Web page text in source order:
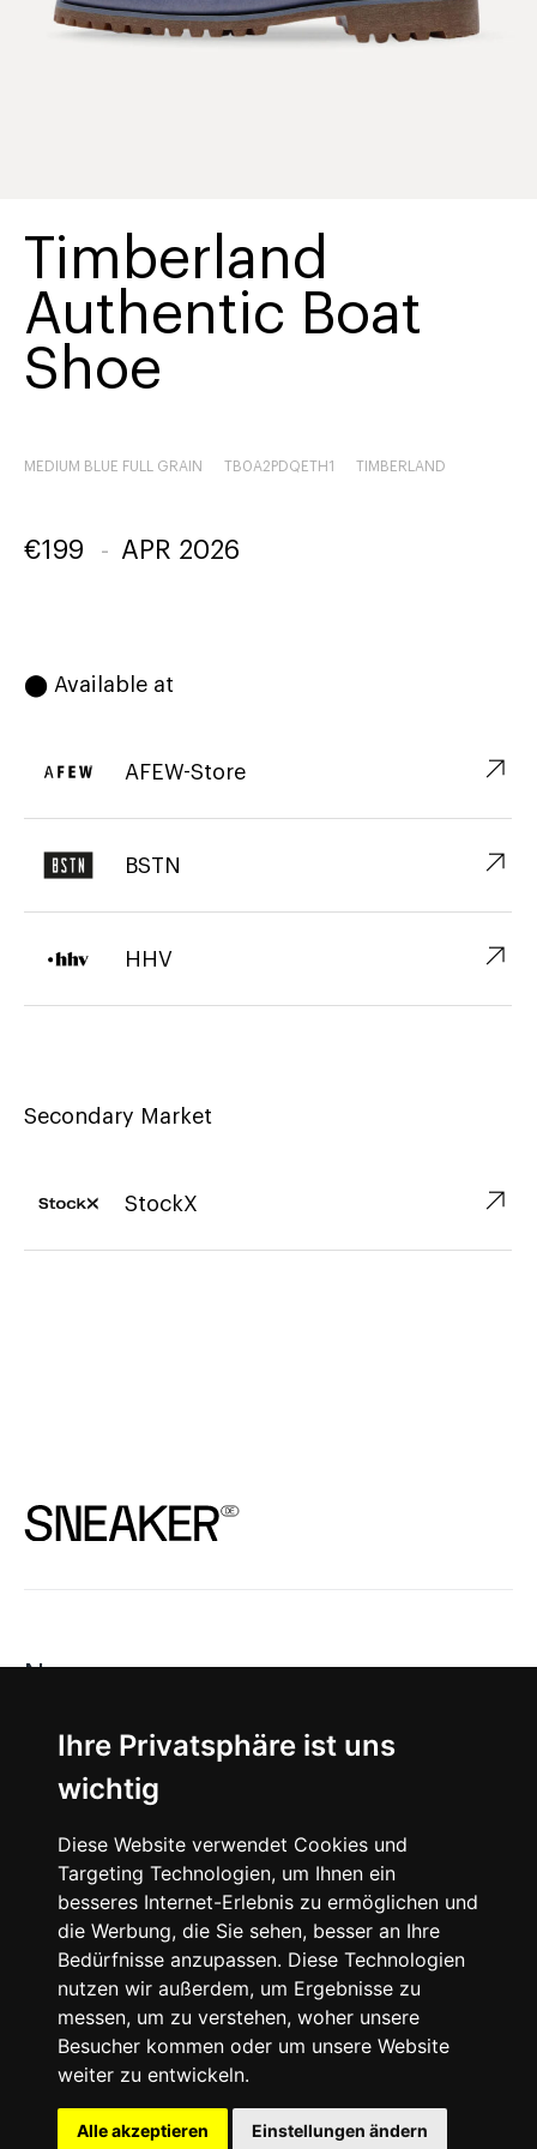
Ihre Privatsphäre ist uns
wichtig
Diese Website verwendet Cookies und
Targeting Technologien, um Ihnen ein
besseres Internet-Erlebnis zu ermöglichen und
die Werbung, die Sie sehen, besser an Ihre
Bedürfnisse anzupassen. Diese Technologien
nutzen wir außerdem, um Ergebnisse zu
messen, um zu verstehen, woher unsere
Besucher kommen oder um unsere Website
weiter zu entwickeln.
Alle akzeptieren Einstellungen ändern
Timberland
Authentic Boat
Shoe
MEDIUM BLUE FULL GRAIN TB0A2PDQETH1 TIMBERLAND
€199 - APR 2026
⬤ Available at
AFEW-Store ↗︎
BSTN ↗︎
HHV ↗︎
Secondary Market
StockX ↗︎
News
About
Instagram
Facebook
© 2024 SNEAKERᴰᴱ, All rights reserved.
Impressum Datenschutz
Cookie-Einstellungen